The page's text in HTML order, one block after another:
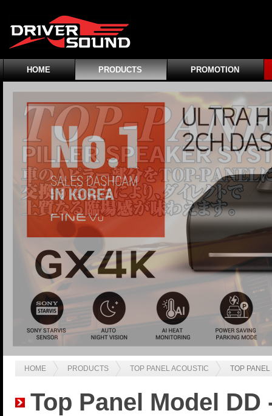
HOME PRODUCTS PROMOTION
HOME PRODUCTS TOP PANEL ACOUSTIC TOP
Top Panel Model DD